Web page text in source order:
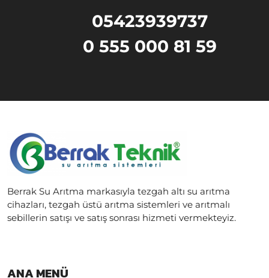
05423939737
0 555 000 81 59
Berrak Su Arıtma markasıyla tezgah altı su arıtma
cihazları, tezgah üstü arıtma sistemleri ve arıtmalı
sebillerin satışı ve satış sonrası hizmeti vermekteyiz.
ANA MENÜ